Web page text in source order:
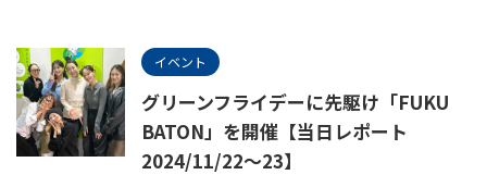
イベント
グリーンフライデーに先駆け「FUKU
BATON」を開催【当日レポート
2024/11/22～23】